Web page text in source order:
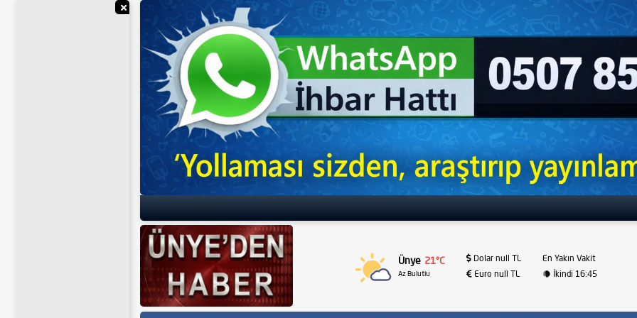
Ünye 21°C
Az Bulutlu
Dolar null TL
Euro null TL
En Yakın Vakit
İkindi 16:45